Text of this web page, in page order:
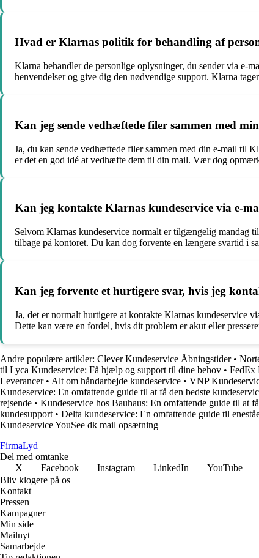
Hvad er Klarnas politik for behandling af
Klarna behandler de personlige oplysninger, du sender via e-
henvendelser og give dig den nødvendige support. Klarna
Kan jeg sende vedhæftede filer sammen med
Ja, du kan sende vedhæftede filer sammen med din e-mail til
er det en god idé at vedhæfte dem til din mail. Vær dog
Kan jeg kontakte Klarnas kundeservice via e-
Selvom Klarnas kundeservice normalt er tilgængelig mandag
tilbage på kontoret. Du kan dog forvente en længere svartid i
Kan jeg forvente et hurtigere svar, hvis jeg
Ja, det er normalt hurtigere at kontakte Klarnas kundeservice
Dette kan være en fordel, hvis dit problem er akut eller
Andre populære artikler: Clever Kundeservice Åbningstider•
til Lyca Kundeservice: Få hjælp og support til dine behov • FedEx
Leverancer• Alt om håndarbejde kundeservice • VNP
Kundeservice: En omfattende guide til at få den bedste
rejsende • Kundeservice hos Bauhaus: En omfattende guide til at
kundesupport • Delta kundeservice: En omfattende guide til
Kundeservice YouSee dk mail opsætning
FirmaLyd
Del med omtanke
X
Facebook Instagram LinkedIn YouTube
Bliv klogere på os
Kontakt
Pressen
Kampagner
Min side
Mailnyt
Samarbejde